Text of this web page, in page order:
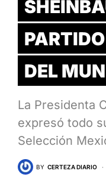
DEL
La Presidenta
expresó todo
Selección
BY CERTEZA DIARIO